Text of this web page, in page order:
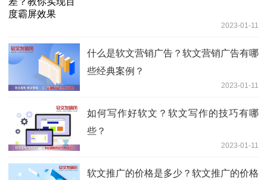
2023-01-11
什么是软文营销广告？软文营销广告有哪
些经典案例？
2023-01-11
如何写作好软文？软文写作的技巧有哪
些？
2023-01-11
软文推广的价格是多少？软文推广的价格